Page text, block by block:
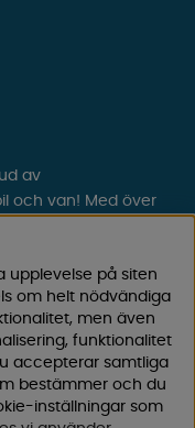
av
och van! Med över
till smarta tillbehör
och roligare.
priser –
för inspiration,
upplevelse på siten
om helt nödvändiga
men även
funktionalitet
accepterar samtliga
bestämmer och du
inställningar som